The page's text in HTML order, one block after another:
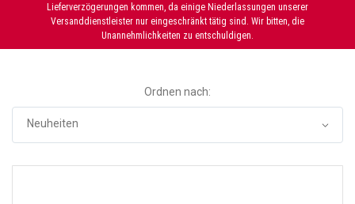
Lieferverzögerungen kommen, da einige Niederlassungen unserer
Versanddienstleister nur eingeschränkt tätig sind. Wir bitten, die
Unannehmlichkeiten zu entschuldigen.
Ordnen nach: